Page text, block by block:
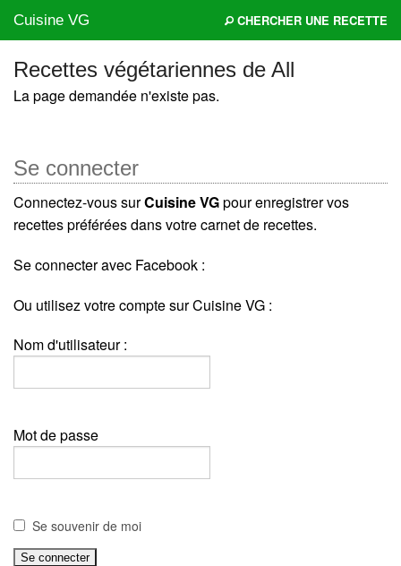
Cuisine VG CHERCHER UNE RECETTE
Recettes végétariennes de All
La page demandée n'existe pas.
Se connecter
Connectez-vous surCuisine VGpour enregistrer vos
recettes préférées dans votre carnet de recettes.
Se connecter avec Facebook :
Ou utilisez votre compte sur Cuisine VG :
Nom d'utilisateur :
Mot de passe
Se souvenir de moi